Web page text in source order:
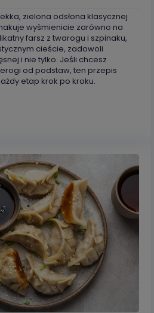
zielona odsłona klasycznej
wyśmienicie zarówno na
farsz z twarogu i szpinaku,
cieście, zadowoli
i nie tylko. Jeśli chcesz
od podstaw, ten przepis
etap krok po kroku.